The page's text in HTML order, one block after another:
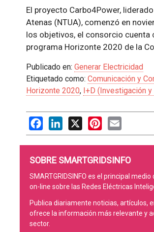
El proyecto Carbo4Power,
Atenas (NTUA), comenzó en
los objetivos, el consorcio cuenta
programa Horizonte 2020 de la
Publicado en: Generar Electricidad
Etiquetado como: Comunicación y
Horizonte 2020, I+D (Investigación
FacebookLinkedIn
X PinterestEmail
SOBRE SMARTGRIDSINFO
SMARTGRIDSINFO es el principal
on-line sobre las Redes Eléctricas
Publica diariamente noticias, artículos,
ofrece la información más relevante y
sector.